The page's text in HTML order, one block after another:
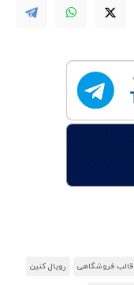
قالب فروشگاهی رویال کنین